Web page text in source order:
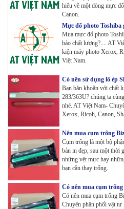
Tham Khảo
Máy in Laser Đơn năng
Tham Khảo
Máy in Laser Đơn năng
Wifi
Tham Khảo
Tham Khảo
Máy in Đa chức năng
Tham Khảo
hiểu về một dòng mực
Canon.
Mực đổ photo Toshiba
Mua mực đổ photo
bảo chất lượng?.... AT
kiện máy photo Xerox,
Việt Nam.
Có nên sử dụng lô ép
Bạn băn khoăn với chất
283/363U? chúng ta
nhé. AT Việt Nam-
Xerox, Ricoh, Canon,
Nên mua cụm trống
Cụm trống là một bộ
bản in đẹp, sau một thời
những vệt mực hay
bạn cần thay trống.
Có nên mua cụm
Có nên mua cụm trống
Chuyên phân phối vật